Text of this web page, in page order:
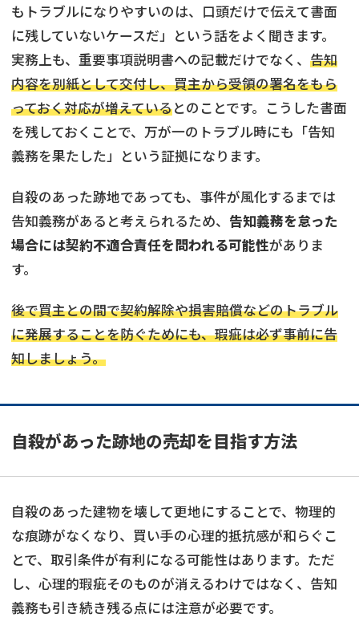
もトラブルになりやすいのは、口頭だけで伝えて書面
に残していないケースだ」という話をよく聞きます。
実務上も、重要事項説明書への記載だけでなく、 告知
内容を別紙として交付し、買主から受領の署名をもら
っておく対応が増えているとのことです。こうした書面
を残しておくことで、万が一のトラブル時にも「告知
義務を果たした」という証拠になります。
自殺のあった跡地であっても、事件が風化するまでは
告知義務があると考えられるため、 告知義務を怠った
場合には契約不適合責任を問われる可能性がありま
す。
後で買主との間で契約解除や損害賠償などのトラブル
に発展することを防ぐためにも、瑕疵は必ず事前に告
知しましょう。
自殺があった跡地の売却を目指す方法
自殺のあった建物を壊して更地にすることで、物理的
な痕跡がなくなり、買い手の心理的抵抗感が和らぐこ
とで、取引条件が有利になる可能性はあります。ただ
し、心理的瑕疵そのものが消えるわけではなく、告知
義務も引き続き残る点には注意が必要です。
訳あり物件の売却でお悩みならこちら